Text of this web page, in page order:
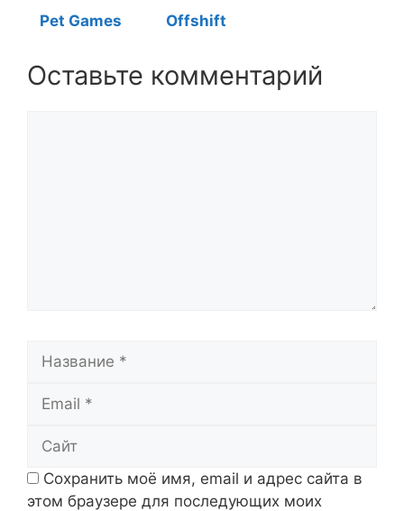
Pet Games Offshift
Оставьте комментарий
Сохранить моё имя, email и адрес сайта в
этом браузере для последующих моих